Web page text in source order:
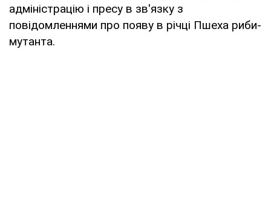
адміністрацію і пресу в зв'язку з
повідомленнями про появу в річці Пшеха риби-
мутанта.